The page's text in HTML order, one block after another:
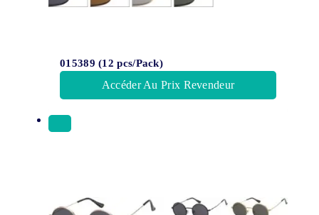
015389 (12 pcs/Pack)
Accéder Au Prix Revendeur